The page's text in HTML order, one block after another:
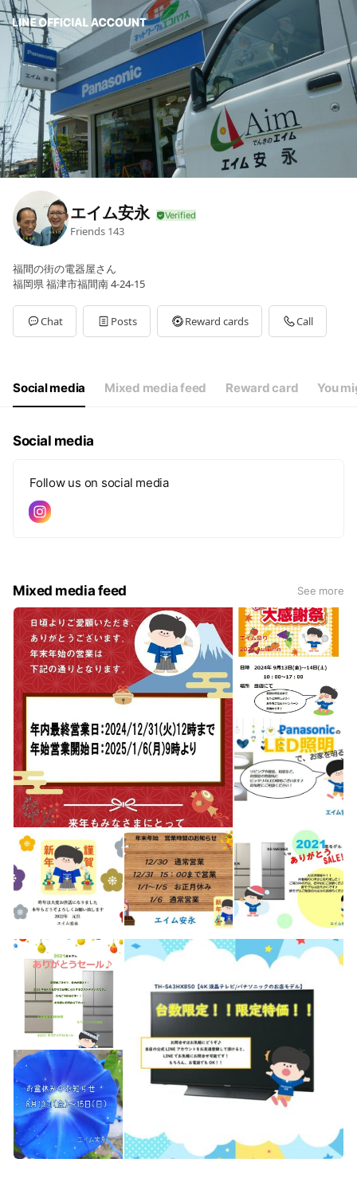
エイム安永
Friends 143
福間の街の電器屋さん
福岡県 福津市福間南 4-24-15
Chat Posts Reward cards Call
Social media Mixed media feed Reward card You
Social media
Follow us on social media
Mixed media feed See more